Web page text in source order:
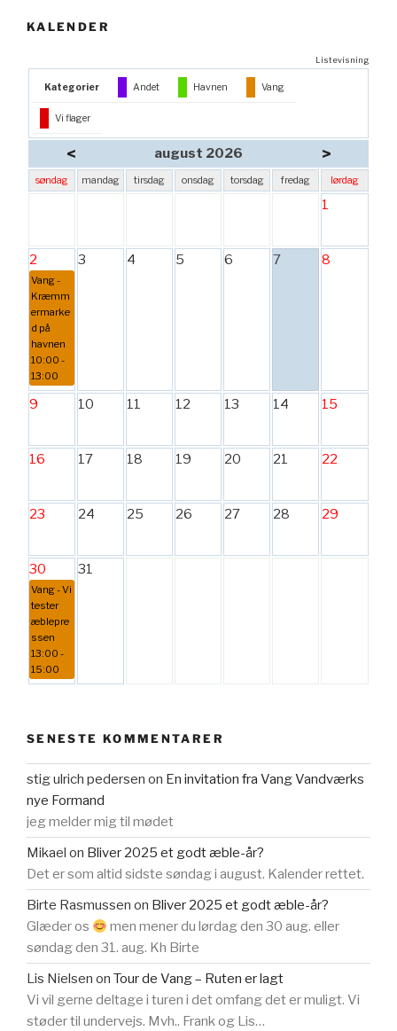
KALENDER
Listevisning
Kategorier Andet Havnen Vang
Vi flager
< august 2026 >
søndag mandag tirsdag onsdag torsdag fredag lørdag
1
2
Vang -
Kræmm
ermarke
d på
havnen
10:00 -
13:00
3 4 5 6 7 8
9 10 11 12 13 14 15
16 17 18 19 20 21 22
23 24 25 26 27 28 29
30
Vang - Vi
tester
æblepre
ssen
13:00 -
15:00
31
SENESTE KOMMENTARER
stig ulrich pedersen on En invitation fra Vang Vandværks
nye Formand
jeg melder mig til mødet
Mikael on Bliver 2025 et godt æble-år?
Det er som altid sidste søndag i august. Kalender rettet.
Birte Rasmussen on Bliver 2025 et godt æble-år?
Glæder os
men mener du lørdag den 30 aug. eller
søndag den 31. aug. Kh Birte
Lis Nielsen on Tour de Vang – Ruten er lagt
Vi vil gerne deltage i turen i det omfang det er muligt. Vi
støder til undervejs. Mvh.. Frank og Lis…